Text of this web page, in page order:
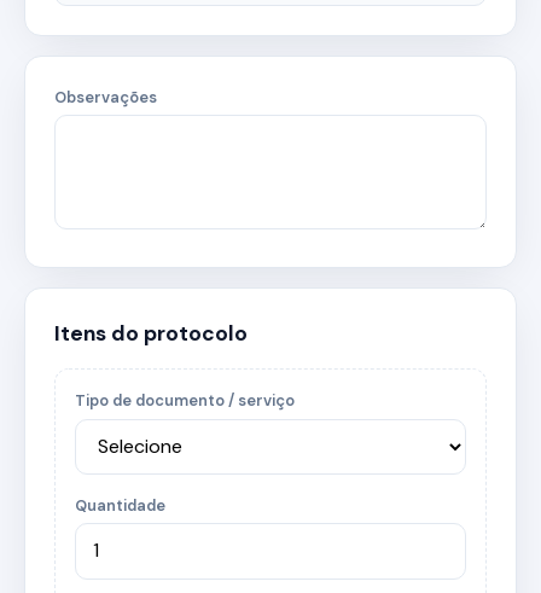
Observações
Itens do protocolo
Tipo de documento / serviço
Quantidade